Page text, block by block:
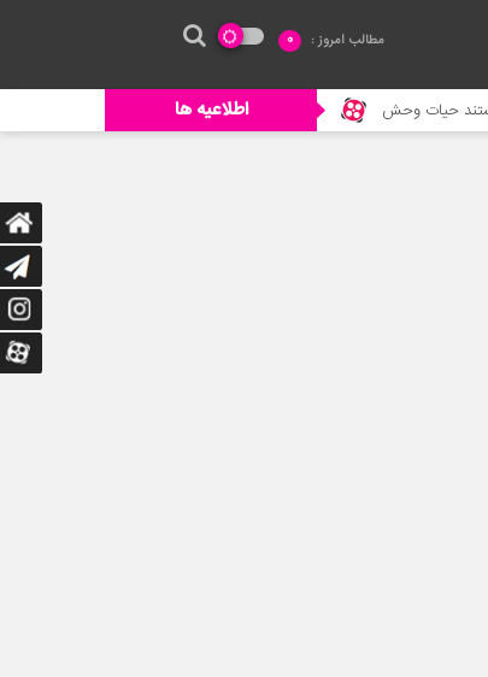
مطالب امروز : 0
اطلاعیه ها
خورده شدن ادم توسط حیوانات وحشی